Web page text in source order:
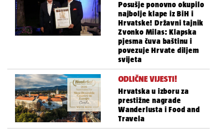
Posušje ponovno okupilo
najbolje klape iz BiH i
Hrvatske! Državni tajnik
Zvonko Milas: Klapska
pjesma čuva baštinu i
povezuje Hrvate diljem
svijeta
ODLIČNE VIJESTI!
Hrvatska u izboru za
prestižne nagrade
Wanderlusta i Food and
Travela